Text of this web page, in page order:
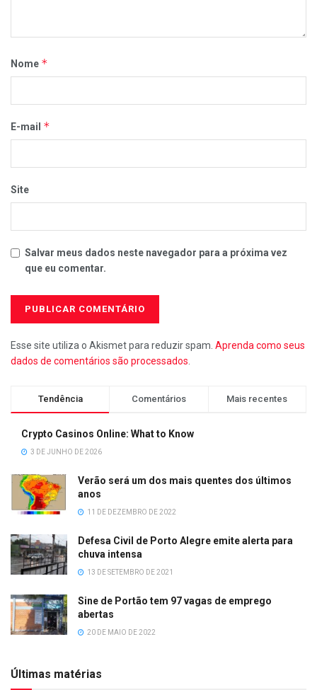
Nome *
E-mail *
Site
Salvar meus dados neste navegador para a próxima vez
que eu comentar.
Esse site utiliza o Akismet para reduzir spam. Aprenda como seus
dados de comentários são processados
Tendência Comentários Mais recentes
Crypto Casinos Online: What to Know
3 DE JUNHO DE 2026
Verão será um dos mais quentes dos últimos
anos
11 DE DEZEMBRO DE 2022
Defesa Civil de Porto Alegre emite alerta para
chuva intensa
13 DE SETEMBRO DE 2021
Sine de Portão tem 97 vagas de emprego
abertas
20 DE MAIO DE 2022
Últimas matérias